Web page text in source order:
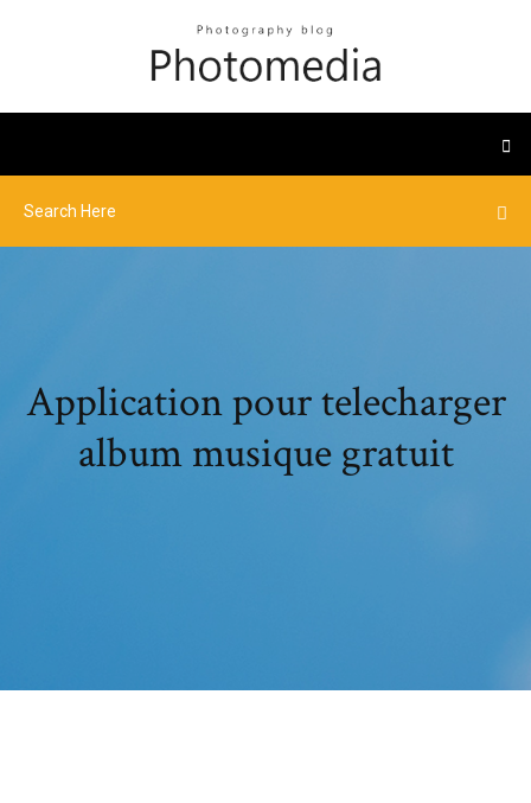
Application pour telecharger
album musique gratuit